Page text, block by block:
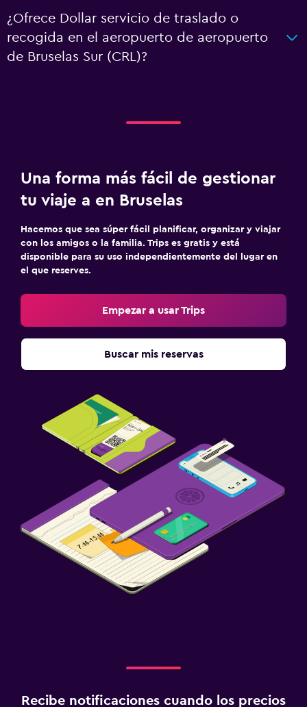
¿Ofrece Dollar servicio de traslado o
recogida en el aeropuerto de aeropuerto
de Bruselas Sur (CRL)?
Una forma más fácil de gestionar
tu viaje a en Bruselas
Hacemos que sea súper fácil planificar, organizar y viajar
con los amigos o la familia. Trips es gratis y está
disponible para su uso independientemente del lugar en
el que reserves.
Empezar a usar Trips
Buscar mis reservas
Recibe notificaciones cuando los precios